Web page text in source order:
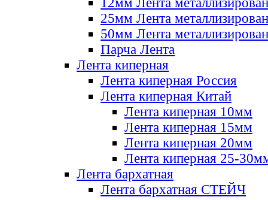
25мм Лента
50мм Лента
Парча Лента
Лента киперная
Лента киперная Россия
Лента киперная Китай
Лента киперная 10мм
Лента киперная 15мм
Лента киперная 20мм
Лента киперная 25-
Лента бархатная
Лента бархатная СТЕЙЧ